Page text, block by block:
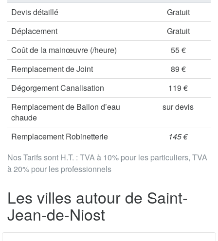
Nos Tarifs sont H.T. : TVA à 10% pour les particuliers, TVA
à 20% pour les professionnels
Devis détaillé
Gratuit
Déplacement
Gratuit
Coût de la mainœuvre (/heure)
55 €
Remplacement de Joint
89 €
Dégorgement Canalisation
119 €
Remplacement de Ballon d’eau
chaude
sur devis
Remplacement Robinetterie 145 €
Les villes autour de Saint-
Jean-de-Niost